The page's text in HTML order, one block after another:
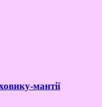
мантії